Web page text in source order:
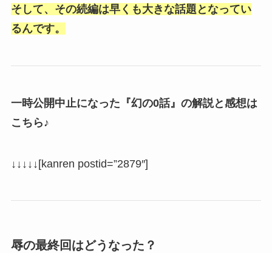
そして、その続編は早くも大きな話題となってい
るんです。
一時公開中止になった『幻の0話』の解説と感想は
こちら♪
↓↓↓↓↓[kanren postid=”2879″]
辱の最終回はどうなった？